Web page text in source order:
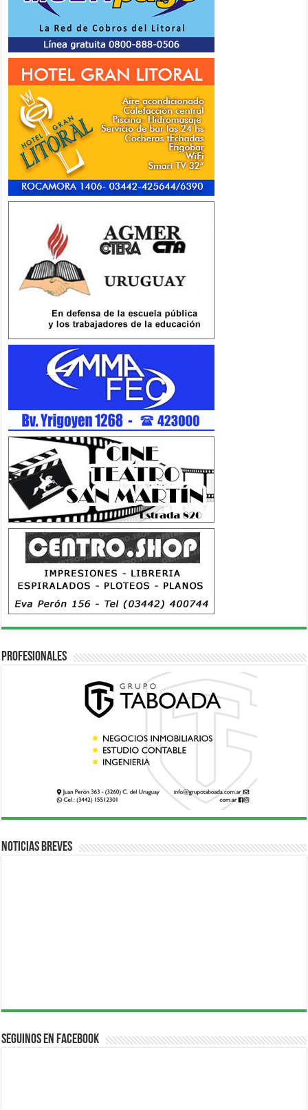
Profesionales
Noticias breves
Seguinos en Facebook